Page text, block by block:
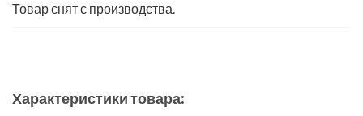
Товар снят с производства.
Характеристики товара: